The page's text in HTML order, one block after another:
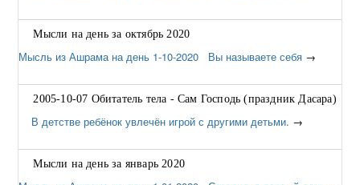
Мысли на день за октябрь 2020
Мысль из Ашрама на день 1-10-2020 Вы называете себя →
2005-10-07 Обитатель тела - Сам Господь (праздник Дасара)
В детстве ребёнок увлечён игрой с другими детьми. →
Мысли на день за январь 2020